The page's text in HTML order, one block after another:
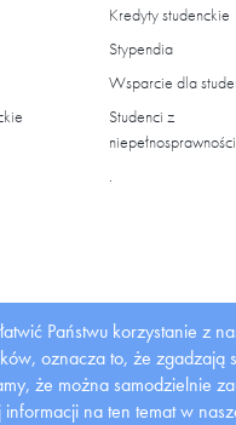
Kredyty studenckie
Stypendia
Wsparcie dla
Studenci z
.
Państwu korzystanie z
oznacza to, że
że można samodzielnie
na ten temat w